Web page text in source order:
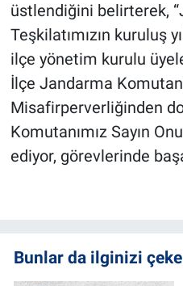
üstlendiğini belirterek,
Teşkilatımızın kuruluş
ilçe yönetim kurulu
İlçe Jandarma
Misafirperverliğinden
Komutanımız Sayın
ediyor, görevlerinde
Bunlar da ilginizi